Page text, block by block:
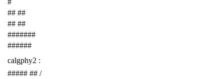
## ##
## ##
#######
######
calgphy2 :
##### ## /